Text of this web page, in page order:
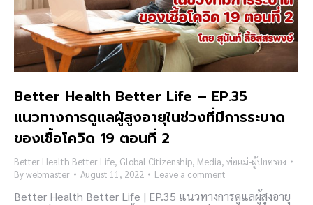
Better Health Better Life – EP.35
แนวทางการดูแลผู้สูงอายุในช่วงที่มีการระบาด
ของเชื้อโควิด 19 ตอนที่ 2
Better Health Better Life, Global Citizenship, Media, พ่อแม่-ผู้ปกครอง
Bywebmaster August 11, 2022 Leave a comment
Better Health Better Life | EP.35 แนวทางการดูแลผู้สูงอายุ